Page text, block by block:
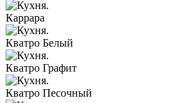
Каррара
Кватро Белый
Кватро Графит
Кватро Песочный